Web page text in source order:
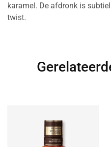
karamel. De afdronk is
twist.